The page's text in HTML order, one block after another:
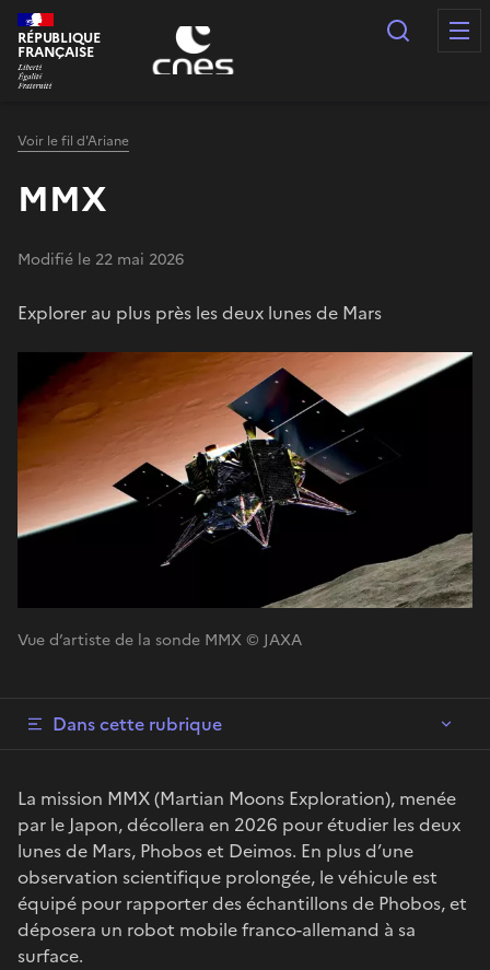
Panneau de gestion des cookies
RÉPUBLIQUE
FRANÇAISE
Voir le fil d'Ariane
MMX
Modifié le 22 mai 2026
Explorer au plus près les deux lunes de Mars
Vue d’artiste de la sonde MMX © JAXA
Dans cette rubrique
La mission MMX (Martian Moons Exploration), menée
par le Japon, décollera en 2026 pour étudier les deux
lunes de Mars, Phobos et Deimos. En plus d’une
observation scientifique prolongée, le véhicule est
équipé pour rapporter des échantillons de Phobos, et
déposera un robot mobile franco-allemand à sa
surface.